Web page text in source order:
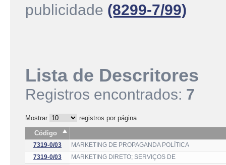
publicidade (8299-7/99)
Lista de Descritores
Registros encontrados: 7
Mostrar
registros por página
Código
7319-0/03
MARKETING DE PROPAGANDA POLÍTICA
7319-0/03
MARKETING DIRETO; SERVIÇOS DE